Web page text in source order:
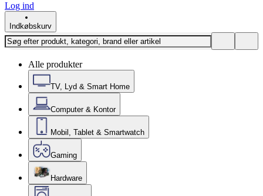
Log ind
Indkøbskurv
Alle produkter
TV, Lyd & Smart Home
Computer & Kontor
Mobil, Tablet & Smartwatch
Gaming
Hardware